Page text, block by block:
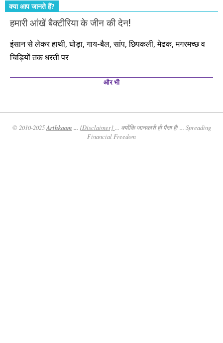
क्या आप जानते हैं?
हमारी आंखें बैक्टीरिया के जीन की देन!
इंसान से लेकर हाथी, घोड़ा, गाय-बैल, सांप, छिपकली, मेढक, मगरमच्छ व
चिड़ियों तक धरती पर
और भी
© 2010-2025Arthkaam ... {Disclaimer}
... क्योंकि जानकारी ही पैसा है! ... Spreading
Financial Freedom